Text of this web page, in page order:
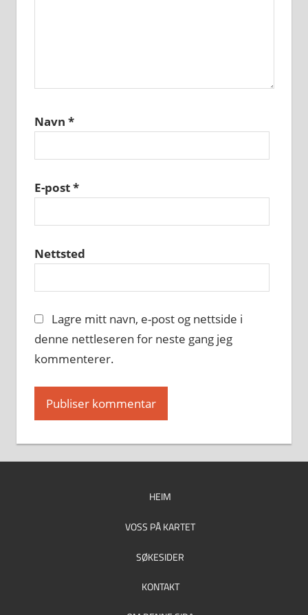
Navn *
E-post*
Nettsted
Lagre mitt navn, e-post og nettside i
denne nettleseren for neste gang jeg
kommenterer.
HEIM
VOSS PÅ KARTET
SØKESIDER
KONTAKT